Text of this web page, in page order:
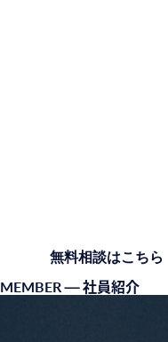
無料相談はこちら
MEMBER— 社員紹介